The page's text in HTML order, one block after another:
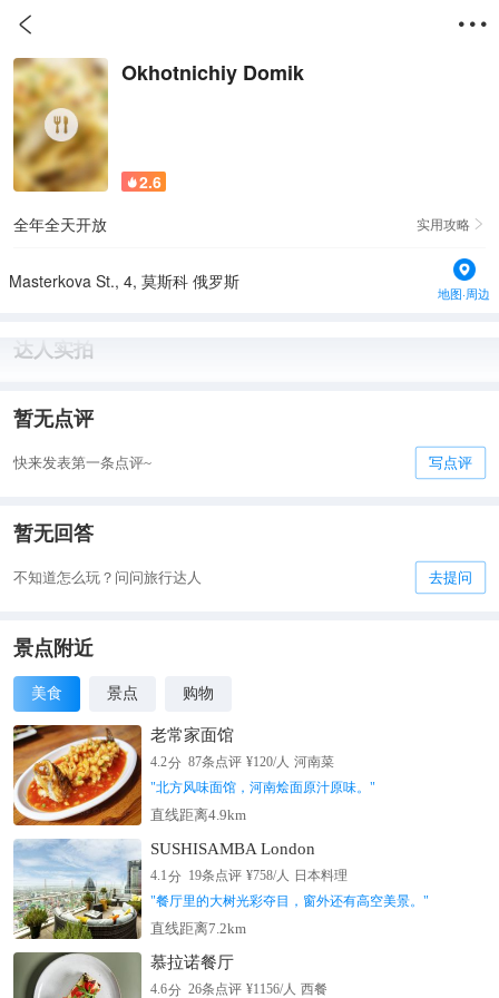
 
Okhotnichiy Domik
2.6
全年全天开放
实用攻略 
Masterkova St., 4, 莫斯科 俄罗斯
地图·周边
达人实拍
暂无点评
快来发表第一条点评~ 写点评
暂无回答
不知道怎么玩？问问旅行达人 去提问
景点附近
美食 景点 购物
老常家面馆
4.2分 87条点评 ¥120/人 河南菜
"北方风味面馆，河南烩面原汁原味。 "
直线距离4.9km
SUSHISAMBA London
4.1分 19条点评 ¥758/人 日本料理
"餐厅里的大树光彩夺目，窗外还有高空美景。 "
直线距离7.2km
慕拉诺餐厅
4.6分 26条点评 ¥1156/人 西餐